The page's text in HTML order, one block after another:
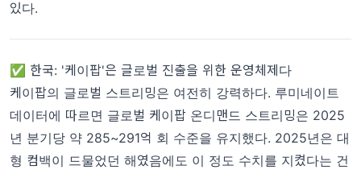
있다.
✅ 한국: '케이팝'은 글로벌 진출을 위한 운영체제다
케이팝의 글로벌 스트리밍은 여전히 강력하다. 루미네이트
데이터에 따르면 글로벌 케이팝 온디맨드 스트리밍은 2025
년 분기당 약 285~291억 회 수준을 유지했다. 2025년은 대
형 컴백이 드물었던 해였음에도 이 정도 수치를 지켰다는 건